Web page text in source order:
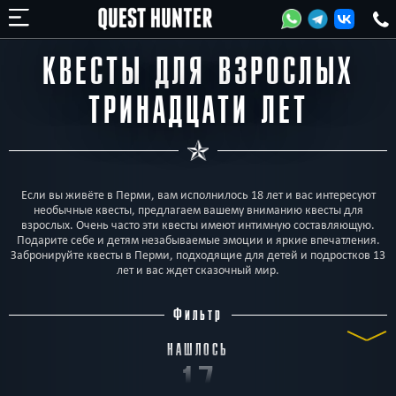
КВЕСТЫ ДЛЯ ВЗРОСЛЫХ
ТРИНАДЦАТИ ЛЕТ
Если вы живёте в Перми, вам исполнилось 18 лет и вас интересуют
необычные квесты, предлагаем вашему вниманию квесты для
взрослых. Очень часто эти квесты имеют интимную составляющую.
Подарите себе и детям незабываемые эмоции и яркие впечатления.
Забронируйте квесты в Перми, подходящие для детей и подростков 13
лет и вас ждет сказочный мир.
Фильтр
НАШЛОСЬ
17